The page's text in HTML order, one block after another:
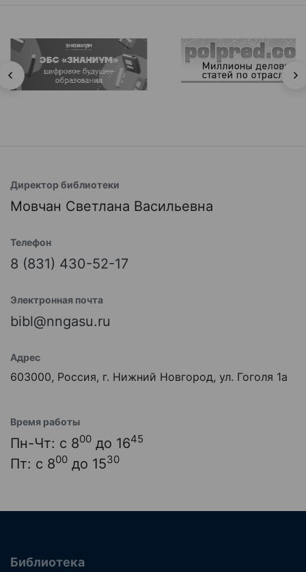
Директор библиотеки
Мовчан Светлана Васильевна
Телефон
8 (831) 430-52-17
Электронная почта
bibl@nngasu.ru
Адрес
603000, Россия, г. Нижний Новгород, ул. Гоголя 1а
Время работы
Пн-Чт: с 800 до 1645
Пт: с 800 до 1530
Библиотека